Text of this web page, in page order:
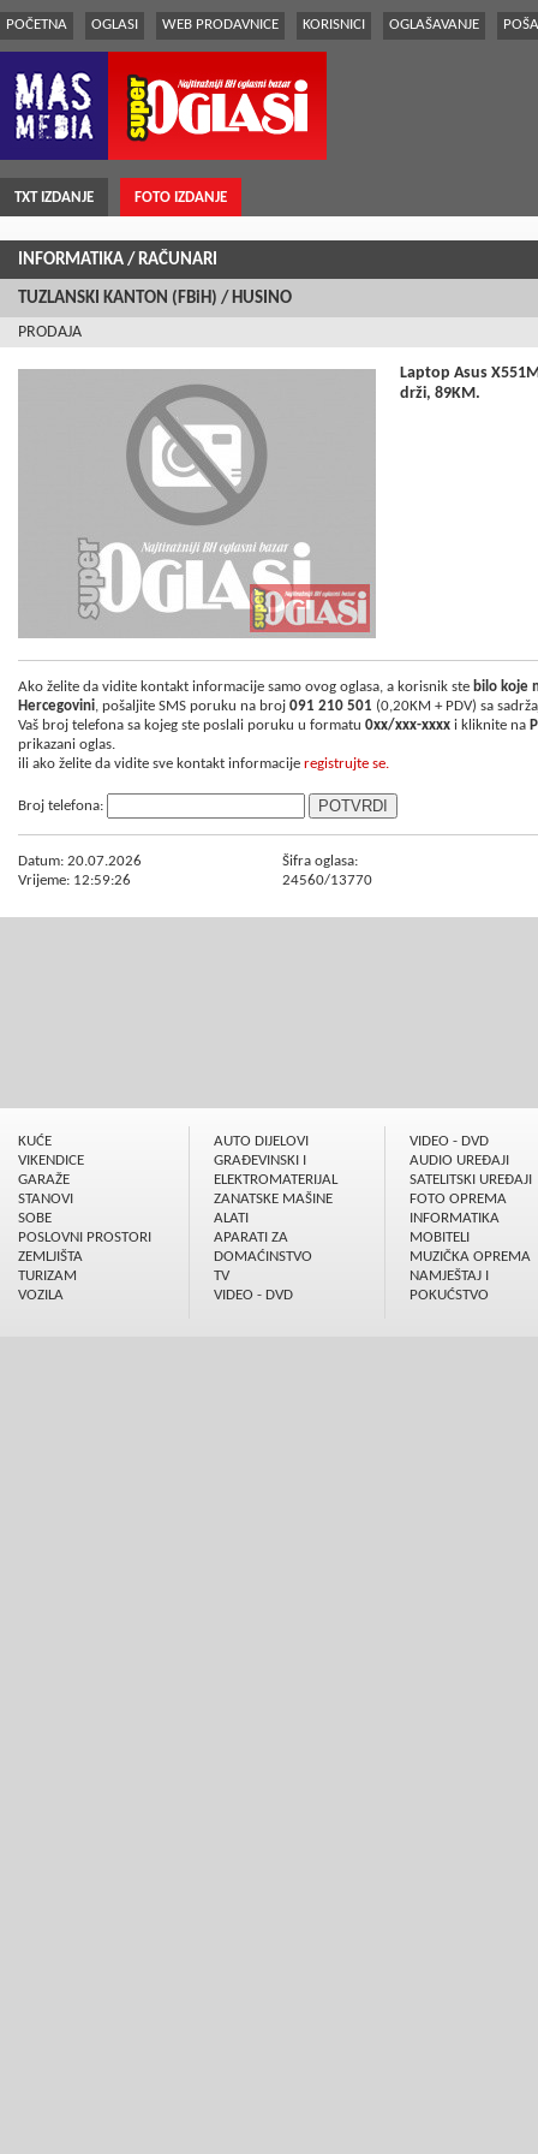
POČETNA OGLASI WEB PRODAVNICE KORISNICI OGLAŠAVANJE
TXT IZDANJE FOTO IZDANJE
INFORMATIKA / RAČUNARI
TUZLANSKI KANTON (FBiH) / HUSINO
PRODAJA
Laptop Asus
drži, 89KM.
Ako želite da vidite kontakt informacije samo ovog oglasa, a korisnik ste bilo koje
Hercegovini, pošaljite SMS poruku na broj 091 210 501 (0,20KM + PDV) sa
Vaš broj telefona sa kojeg ste poslali poruku u formatu 0xx/xxx-xxxx i kliknite na
prikazani oglas.
ili ako želite da vidite sve kontakt informacije registrujte se.
Broj telefona:
Datum: 20.07.2026
Vrijeme: 12:59:26
Šifra oglasa:
24560/13770
KUĆE
VIKENDICE
GARAŽE
STANOVI
SOBE
POSLOVNI PROSTORI
ZEMLJIŠTA
TURIZAM
VOZILA
AUTO DIJELOVI
GRAÐEVINSKI I
ELEKTROMATERIJAL
ZANATSKE MAŠINE
ALATI
APARATI ZA
DOMAĆINSTVO
TV
VIDEO - DVD
VIDEO - DVD
AUDIO UREÐAJI
SATELITSKI UREÐAJI
FOTO OPREMA
INFORMATIKA
MOBITELI
MUZIČKA OPREMA
NAMJEŠTAJ I
POKUĆSTVO